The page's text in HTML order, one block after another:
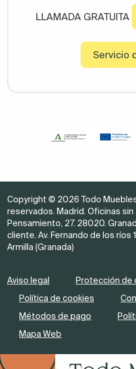
LLAMADA GRATUITA
Servicio
Copyright © 2026 Todo
reservados. Madrid. Oficinas
Pensamiento, 27. 28020.
cliente. Av. Fernando de los ríos
Armilla (Granada)
Aviso legal
Protección de
Política de cookies
Métodos de pago
Mapa Web